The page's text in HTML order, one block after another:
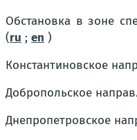
Обстановка в зоне
(ru ; en )
Константиновское
Добропольское
Днепропетровское